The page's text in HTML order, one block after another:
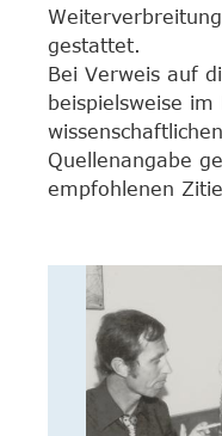
gestattet.
Bei Verweis auf
beispielsweise
Quellenangabe
empfohlenen